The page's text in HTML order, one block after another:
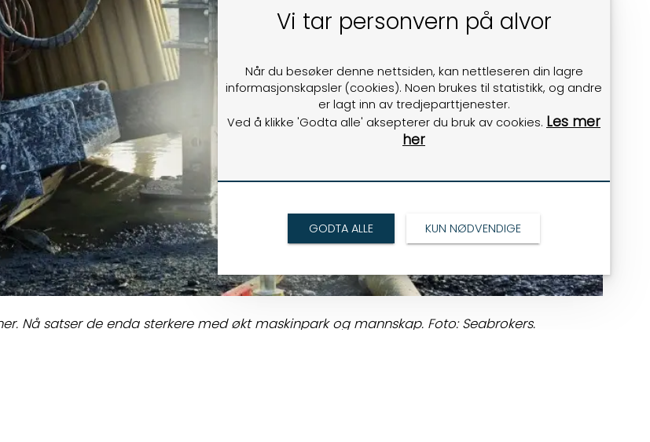
Nå satser de enda sterkere med økt maskinpark og mannskap. Foto: Seabrokers.
Vi tar personvern på alvor
Når du besøker denne nettsiden, kan nettleseren din lagre
informasjonskapsler (cookies). Noen brukes til statistikk, og andre
er lagt inn av tredjeparttjenester.
Ved å klikke 'Godta alle' aksepterer du bruk av cookies. Les mer
her
GODTA ALLE KUN NØDVENDIGE